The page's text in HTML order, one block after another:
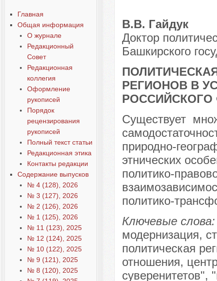
Главная
Общая информация
О журнале
Редакционный
Совет
Редакционная
коллегия
Оформление
рукописей
Порядок
рецензирования
рукописей
Полный текст статьи
Редакционная этика
Контакты редакции
Содержание выпусков
№ 4 (128), 2026
№ 3 (127), 2026
№ 2 (126), 2026
№ 1 (125), 2026
№ 11 (123), 2025
№ 12 (124), 2025
№ 10 (122), 2025
№ 9 (121), 2025
№ 8 (120), 2025
В.В. Гайдук
Доктор
Башкирского
РЕГИОНОВ В
РОССИЙСКОГО
Существует
природно-
этнических
политико-
политико-
Ключевые слова:
модернизация,
политическая
отношения,
суверенитетов",